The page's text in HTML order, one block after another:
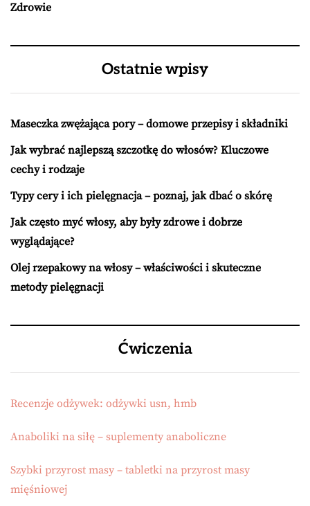
Zdrowie
Ostatnie wpisy
Maseczka zwężająca pory – domowe przepisy i składniki
Jak wybrać najlepszą szczotkę do włosów? Kluczowe
cechy i rodzaje
Typy cery i ich pielęgnacja – poznaj, jak dbać o skórę
Jak często myć włosy, aby były zdrowe i dobrze
wyglądające?
Olej rzepakowy na włosy – właściwości i skuteczne
metody pielęgnacji
Ćwiczenia
Recenzje odżywek: odżywki usn, hmb
Anaboliki na siłę – suplementy anaboliczne
Szybki przyrost masy – tabletki na przyrost masy
mięśniowej